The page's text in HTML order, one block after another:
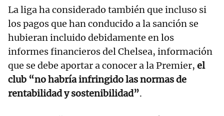
La liga ha considerado también que incluso si
los pagos que han conducido a la sanción se
hubieran incluido debidamente en los
informes financieros del Chelsea, información
que se debe aportar a conocer a la Premier, el
club “no habría infringido las normas de
rentabilidad y sostenibilidad”.